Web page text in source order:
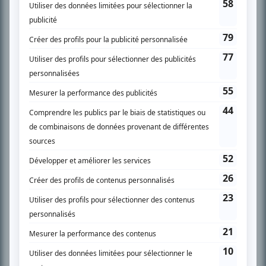
SUR LE RÉSEAU BIZZ MÉDIA
PLAN DU SITE
Accueil
Liste des oeuvres
Recherche avancée
À propos
Nous contacter
Termes et conditions
Politique de confidentialité
Gestion du consentement